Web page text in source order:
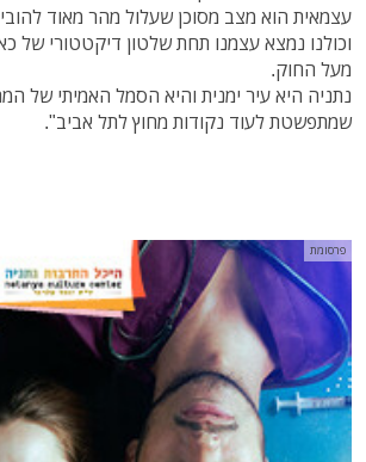
עצמאית הוא מצב מסוכן שעלול מהר מאוד
וכולנו נמצא עצמנו תחת שלטון דיקטטורי של
מעל החוק.
נתניה היא עיר ימנית והיא הסמל האמיתי של
שמתפשטת לעוד נקודות מחוץ לתל אביב".
פרסומת